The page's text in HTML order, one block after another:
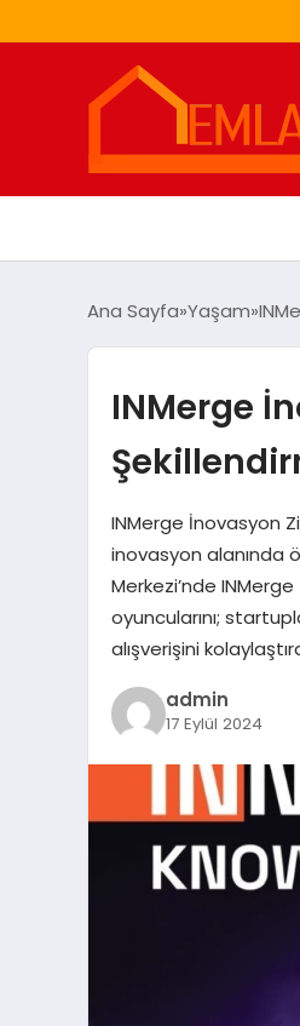
Ana Sayfa Yaşam
INMerge
INMerge İnovasyon
inovasyon alanında
Merkezi’nde
oyuncularını;
alışverişini
admin
17 Eylül 2024